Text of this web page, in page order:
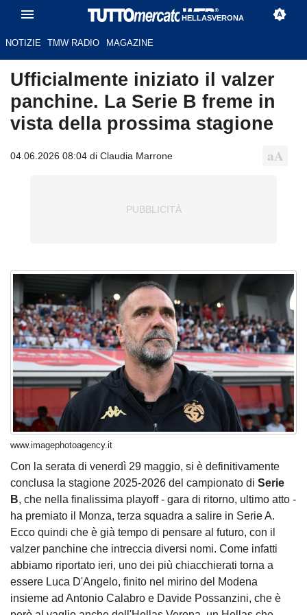
HELLASVERONA
NOTIZIE TMW RADIO MAGAZINE
Ufficialmente iniziato il valzer
panchine. La Serie B freme in
vista della prossima stagione
04.06.2026 08:04 di Claudia Marrone
www.imagephotoagency.it
Con la serata di venerdì 29 maggio, si è definitivamente
conclusa la stagione 2025-2026 del campionato di Serie
B, che nella finalissima playoff - gara di ritorno, ultimo atto -
ha premiato il Monza, terza squadra a salire in Serie A.
Ecco quindi che è già tempo di pensare al futuro, con il
valzer panchine che intreccia diversi nomi. Come infatti
abbiamo riportato ieri, uno dei più chiacchierati torna a
essere Luca D'Angelo, finito nel mirino del Modena
insieme ad Antonio Calabro e Davide Possanzini, che è